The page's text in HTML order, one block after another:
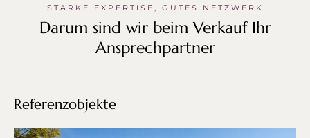
STARKE EXPERTISE, GUTES NETZWERK
Darum sind wir beim Verkauf Ihr
Ansprechpartner
Referenzobjekte